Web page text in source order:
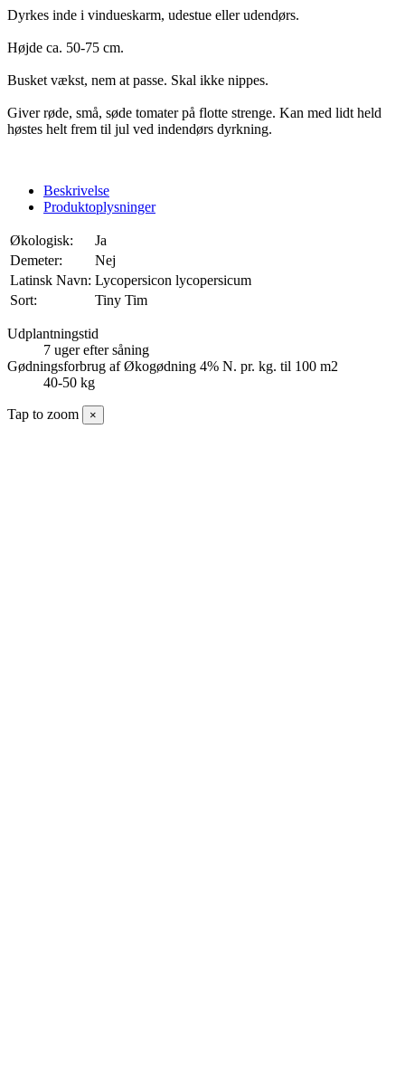
Dyrkes inde i vindueskarm, udestue eller udendørs.
Højde ca. 50-75 cm.
Busket vækst, nem at passe. Skal ikke nippes.
Giver røde, små, søde tomater på flotte strenge. Kan med lidt held
høstes helt frem til jul ved indendørs dyrkning.
Beskrivelse
Produktoplysninger
Økologisk:
Ja
Demeter:
Nej
Latinsk Navn: Lycopersicon lycopersicum
Sort:
Tiny Tim
Udplantningstid
7 uger efter såning
Gødningsforbrug af Økogødning 4% N. pr. kg. til 100 m2
40-50 kg
Tap to zoom ×